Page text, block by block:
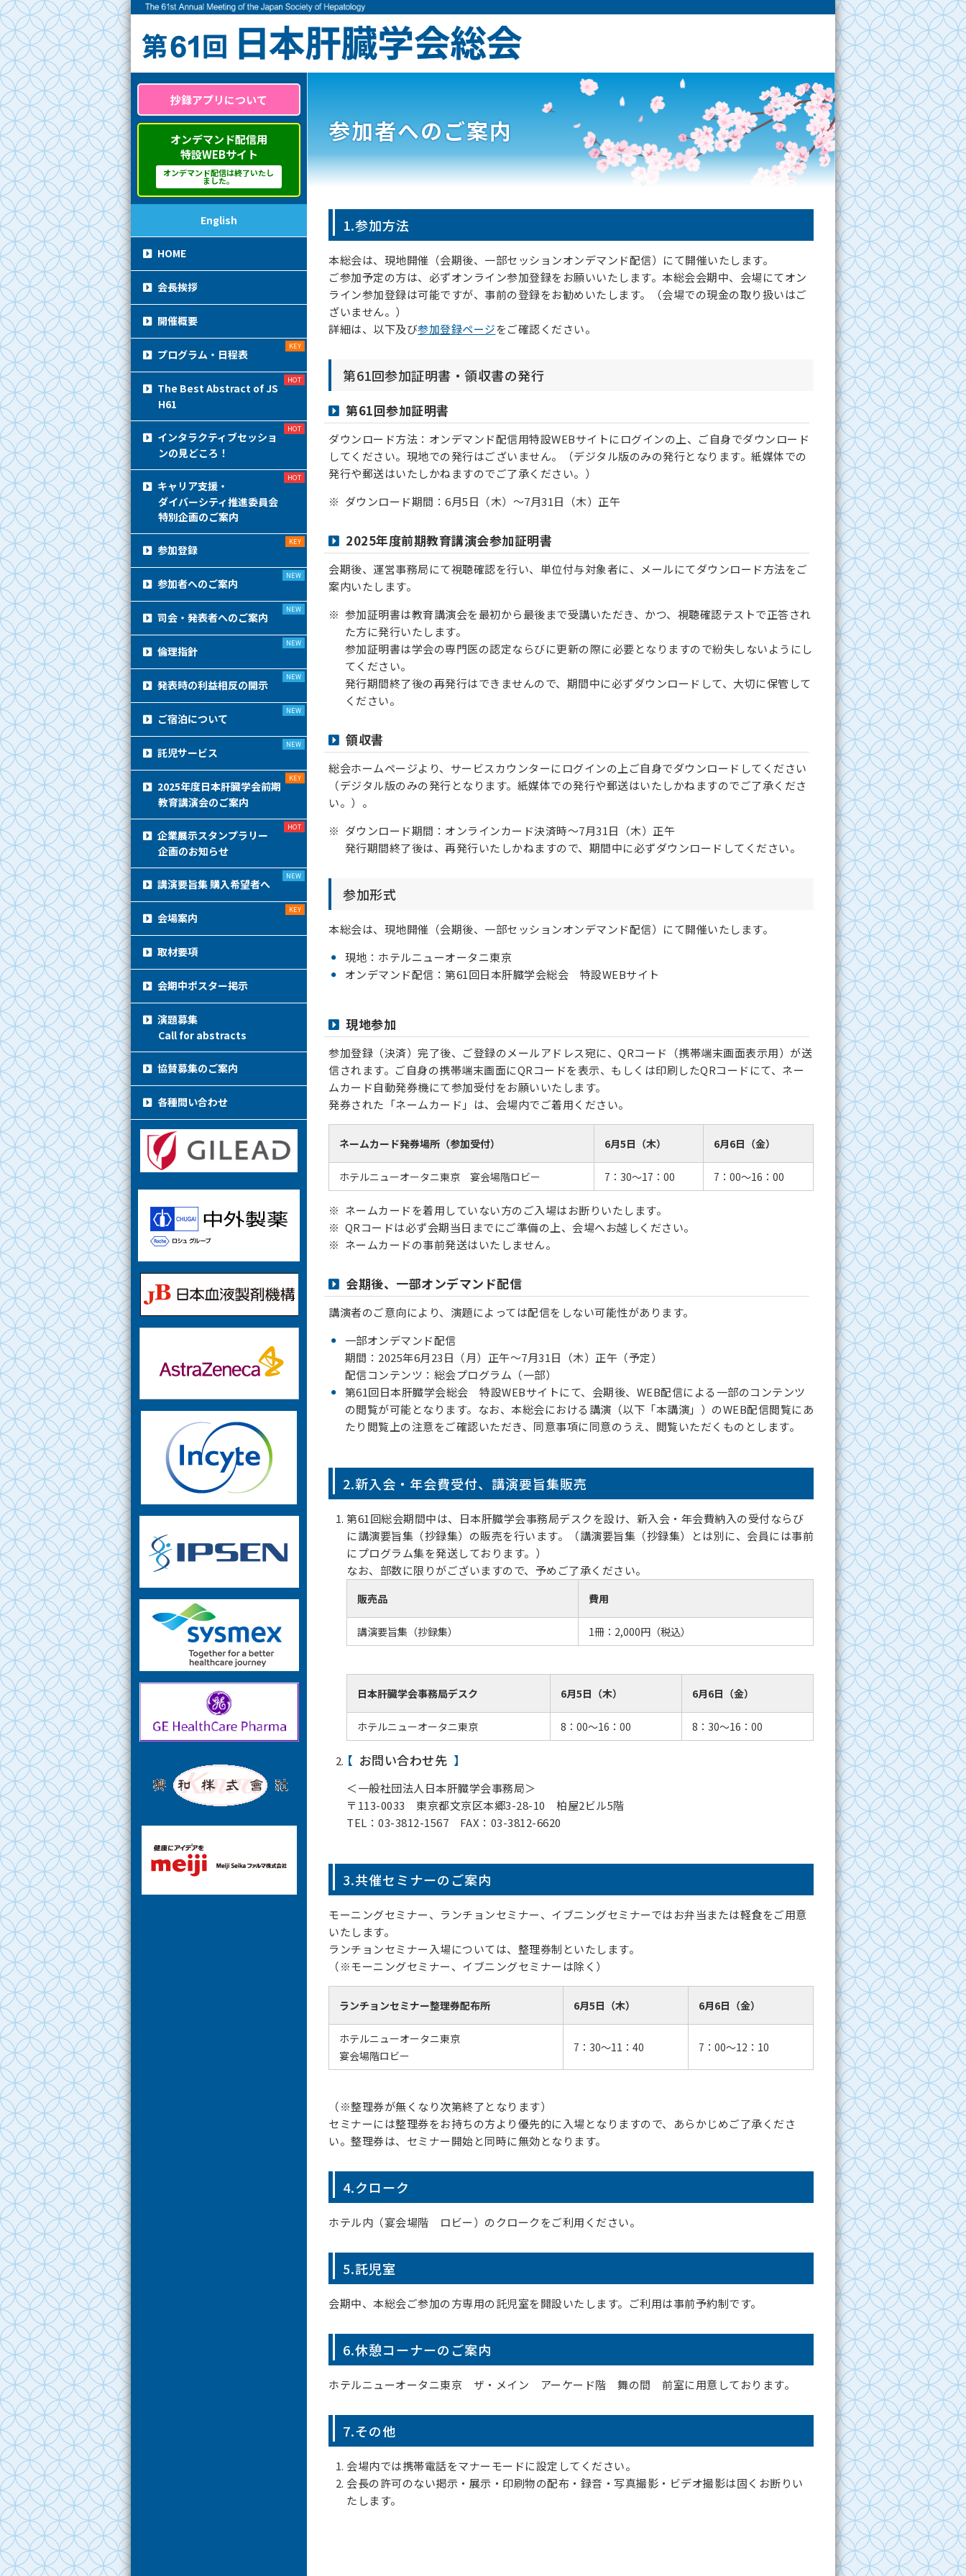
抄録アプリについて
オンデマンド配信用
特設WEBサイト
オンデマンド配信は終了いたし
ました。
English
HOME
会長挨拶
開催概要
プログラム・日程表
The Best Abstract of JS
H61
インタラクティブセッショ
ンの見どころ！
キャリア支援・
ダイバーシティ推進委員会
特別企画のご案内
参加登録
参加者へのご案内
司会・発表者へのご案内
倫理指針
発表時の利益相反の開示
ご宿泊について
託児サービス
2025年度日本肝臓学会前期
教育講演会のご案内
企業展示スタンプラリー
企画のお知らせ
講演要旨集 購入希望者へ
会場案内
取材要項
会期中ポスター掲示
演題募集
Call for abstracts
協賛募集のご案内
各種問い合わせ
参加者へのご案内
1.参加方法
本総会は、現地開催（会期後、一部セッションオンデマンド配信）にて開催いたします。
ご参加予定の方は、必ずオンライン参加登録をお願いいたします。本総会会期中、会場にてオン
ライン参加登録は可能ですが、事前の登録をお勧めいたします。（会場での現金の取り扱いはご
ざいません。）
詳細は、以下及び参加登録ページをご確認ください。
第61回参加証明書・領収書の発行
第61回参加証明書
ダウンロード方法：オンデマンド配信用特設WEBサイトにログインの上、ご自身でダウンロード
してください。現地での発行はございません。（デジタル版のみの発行となります。紙媒体での
発行や郵送はいたしかねますのでご了承ください。）
ダウンロード期間：6月5日（木）～7月31日（木）正午
2025年度前期教育講演会参加証明書
会期後、運営事務局にて視聴確認を行い、単位付与対象者に、メールにてダウンロード方法をご
案内いたします。
参加証明書は教育講演会を最初から最後まで受講いただき、かつ、視聴確認テストで正答され
た方に発行いたします。
参加証明書は学会の専門医の認定ならびに更新の際に必要となりますので紛失しないようにし
てください。
発行期間終了後の再発行はできませんので、期間中に必ずダウンロードして、大切に保管して
ください。
領収書
総会ホームページより、サービスカウンターにログインの上ご自身でダウンロードしてください
（デジタル版のみの発行となります。紙媒体での発行や郵送はいたしかねますのでご了承くださ
い。）。
ダウンロード期間：オンラインカード決済時～7月31日（木）正午
発行期間終了後は、再発行いたしかねますので、期間中に必ずダウンロードしてください。
参加形式
本総会は、現地開催（会期後、一部セッションオンデマンド配信）にて開催いたします。
現地：ホテルニューオータニ東京
オンデマンド配信：第61回日本肝臓学会総会 特設WEBサイト
現地参加
参加登録（決済）完了後、ご登録のメールアドレス宛に、QRコード（携帯端末画面表示用）が送
信されます。ご自身の携帯端末画面にQRコードを表示、もしくは印刷したQRコードにて、ネー
ムカード自動発券機にて参加受付をお願いいたします。
発券された「ネームカード」は、会場内でご着用ください。
ネームカード発券場所（参加受付） 6月5日（木） 6月6日（金）
ホテルニューオータニ東京 宴会場階ロビー 7：30～17：00 7：00～16：00
ネームカードを着用していない方のご入場はお断りいたします。
QRコードは必ず会期当日までにご準備の上、会場へお越しください。
ネームカードの事前発送はいたしません。
会期後、一部オンデマンド配信
講演者のご意向により、演題によっては配信をしない可能性があります。
一部オンデマンド配信
期間：2025年6月23日（月）正午～7月31日（木）正午（予定）
配信コンテンツ：総会プログラム（一部）
第61回日本肝臓学会総会 特設WEBサイトにて、会期後、WEB配信による一部のコンテンツ
の閲覧が可能となります。なお、本総会における講演（以下「本講演」）のWEB配信閲覧にあ
たり閲覧上の注意をご確認いただき、同意事項に同意のうえ、閲覧いただくものとします。
2.新入会・年会費受付、講演要旨集販売
第61回総会期間中は、日本肝臓学会事務局デスクを設け、新入会・年会費納入の受付ならび
に講演要旨集（抄録集）の販売を行います。（講演要旨集（抄録集）とは別に、会員には事前
にプログラム集を発送しております。）
なお、部数に限りがございますので、予めご了承ください。
販売品 費用
講演要旨集（抄録集） 1冊：2,000円（税込）
日本肝臓学会事務局デスク 6月5日（木） 6月6日（金）
ホテルニューオータニ東京 8：00～16：00 8：30～16：00
お問い合わせ先
＜一般社団法人日本肝臓学会事務局＞
〒113-0033 東京都文京区本郷3-28-10 柏屋2ビル5階
TEL：03-3812-1567 FAX：03-3812-6620
3.共催セミナーのご案内
モーニングセミナー、ランチョンセミナー、イブニングセミナーではお弁当または軽食をご用意
いたします。
ランチョンセミナー入場については、整理券制といたします。
（※モーニングセミナー、イブニングセミナーは除く）
ランチョンセミナー整理券配布所 6月5日（木） 6月6日（金）
ホテルニューオータニ東京
宴会場階ロビー
7：30～11：40 7：00～12：10
（※整理券が無くなり次第終了となります）
セミナーには整理券をお持ちの方より優先的に入場となりますので、あらかじめご了承くださ
い。整理券は、セミナー開始と同時に無効となります。
4.クローク
ホテル内（宴会場階 ロビー）のクロークをご利用ください。
5.託児室
会期中、本総会ご参加の方専用の託児室を開設いたします。ご利用は事前予約制です。
6.休憩コーナーのご案内
ホテルニューオータニ東京 ザ・メイン アーケード階 舞の間 前室に用意しております。
7.その他
会場内では携帯電話をマナーモードに設定してください。
会長の許可のない掲示・展示・印刷物の配布・録音・写真撮影・ビデオ撮影は固くお断りい
たします。